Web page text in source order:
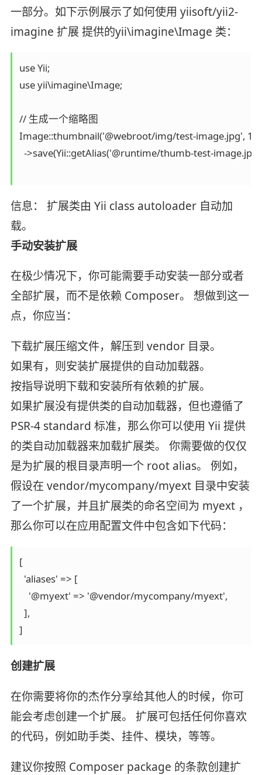
一部分。如下示例展示了如何使用 yiisoft/yii2-
imagine 扩展 提供的yii\imagine\Image 类：
use Yii;
use yii\imagine\Image;
// 生成一个缩略图
Image::thumbnail('@webroot/img/test-image.jpg',
->save(Yii::getAlias('@runtime/thumb-test-
信息： 扩展类由 Yii class autoloader 自动加
载。
手动安装扩展
在极少情况下，你可能需要手动安装一部分或者
全部扩展，而不是依赖 Composer。 想做到这一
点，你应当：
下载扩展压缩文件，解压到 vendor 目录。
如果有，则安装扩展提供的自动加载器。
按指导说明下载和安装所有依赖的扩展。
如果扩展没有提供类的自动加载器，但也遵循了
PSR-4 standard 标准，那么你可以使用 Yii 提供
的类自动加载器来加载扩展类。 你需要做的仅仅
是为扩展的根目录声明一个 root alias。 例如，
假设在 vendor/mycompany/myext 目录中安装
了一个扩展，并且扩展类的命名空间为 myext ，
那么你可以在应用配置文件中包含如下代码：
[
  'aliases' => [
    '@myext' => '@vendor/mycompany/myext',
  ],
创建扩展
在你需要将你的杰作分享给其他人的时候，你可
能会考虑创建一个扩展。 扩展可包括任何你喜欢
的代码，例如助手类、挂件、模块，等等。
建议你按照 Composer package 的条款创建扩